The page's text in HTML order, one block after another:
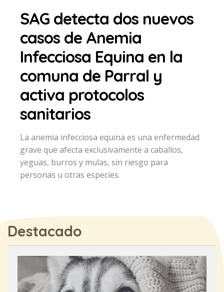
SAG detecta dos nuevos
casos de Anemia
Infecciosa Equina en la
comuna de Parral y
activa protocolos
sanitarios
La anemia infecciosa equina es una enfermedad
grave que afecta exclusivamente a caballos,
yeguas, burros y mulas, sin riesgo para
personas u otras especies.
Destacado